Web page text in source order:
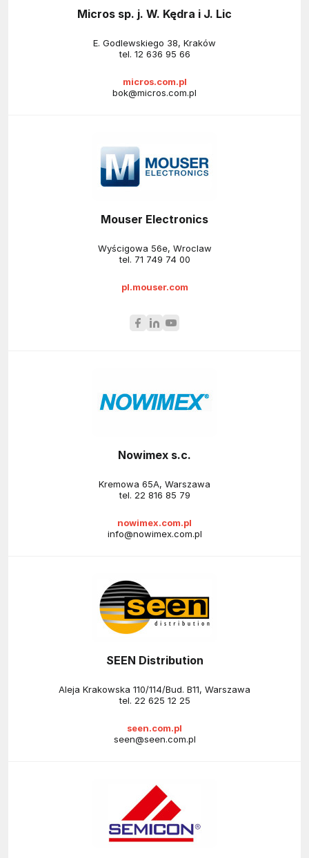
Micros sp. j. W. Kędra i J. Lic
E. Godlewskiego 38, Kraków
tel. 12 636 95 66
micros.com.pl
bok@micros.com.pl
Mouser Electronics
Wyścigowa 56e, Wroclaw
tel. 71 749 74 00
pl.mouser.com
Nowimex s.c.
Kremowa 65A, Warszawa
tel. 22 816 85 79
nowimex.com.pl
info@nowimex.com.pl
SEEN Distribution
Aleja Krakowska 110/114/Bud. B11, Warszawa
tel. 22 625 12 25
seen.com.pl
seen@seen.com.pl